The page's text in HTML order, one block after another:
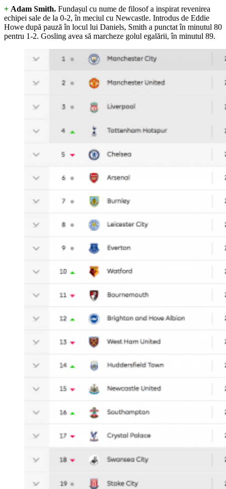
+ Adam Smith. Fundașul cu nume de filosof a inspirat revenirea
echipei sale de la 0-2, în meciul cu Newcastle. Introdus de Eddie
Howe după pauză în locul lui Daniels, Smith a punctat în minutul 80
pentru 1-2. Gosling avea să marcheze golul egalării, în minutul 89.